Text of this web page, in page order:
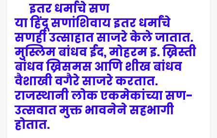
इतर धर्माचे सण
या हिंदू सणांशिवाय इतर धर्मांचे
सणही उत्साहात साजरे केले जातात.
मुस्लिम बांधव ईद, मोहरम इ. ख्रिस्ती
बांधव ख्रिसमस आणि शीख बांधव
वैशाखी वगैरे साजरे करतात.
राजस्थानी लोक एकमेकांच्या सण-
उत्सवात मुक्त भावनेने सहभागी
होतात.